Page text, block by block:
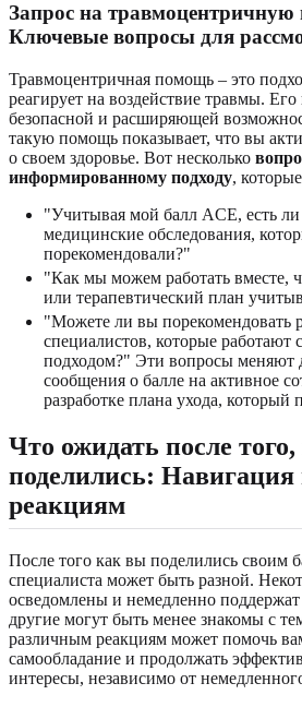
Запрос на
Ключевые вопросы для
Травмоцентричная помощь – это
реагирует на воздействие травмы.
безопасной и расширяющей
такую помощь показывает, что вы
о своем здоровье. Вот несколько
информированному подходу,
"Учитывая мой балл ACE, есть
медицинские обследования,
порекомендовали?"
"Как мы можем работать вместе,
или терапевтический план
"Можете ли вы порекомендовать
специалистов, которые
подходом?" Эти вопросы меняют
сообщения о балле на активное
разработке плана ухода, который
Что ожидать после
поделились:
реакциям
После того как вы поделились своим
специалиста может быть разной.
осведомлены и немедленно поддержат
другие могут быть менее знакомы с
различным реакциям может помочь
самообладание и продолжать
интересы, независимо от немедленного